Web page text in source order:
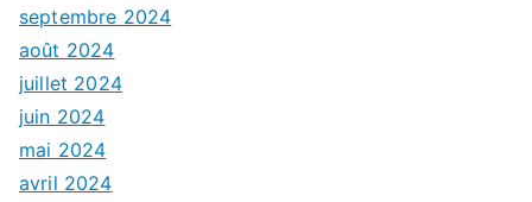
septembre 2024
août 2024
juillet 2024
juin 2024
mai 2024
avril 2024